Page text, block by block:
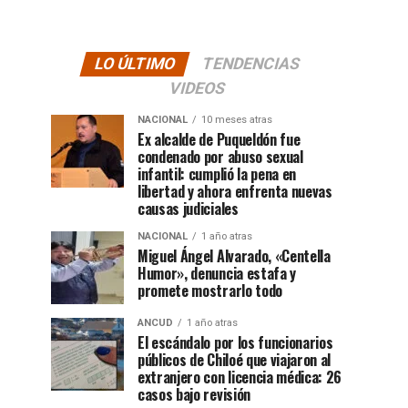
LO ÚLTIMO
TENDENCIAS
VIDEOS
NACIONAL 10 meses atras
Ex alcalde de Puqueldón fue
condenado por abuso sexual
infantil: cumplió la pena en
libertad y ahora enfrenta nuevas
causas judiciales
NACIONAL 1 año atras
Miguel Ángel Alvarado, «Centella
Humor», denuncia estafa y
promete mostrarlo todo
ANCUD 1 año atras
El escándalo por los funcionarios
públicos de Chiloé que viajaron al
extranjero con licencia médica: 26
casos bajo revisión